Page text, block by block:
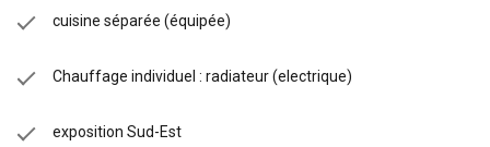
cuisine séparée (équipée)
Chauffage individuel : radiateur (electrique)
exposition Sud-Est